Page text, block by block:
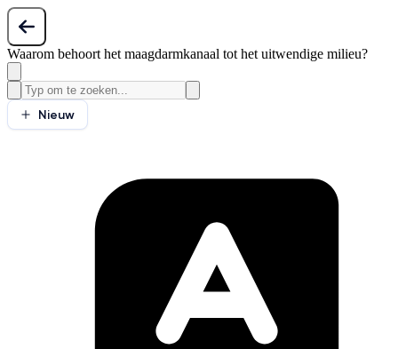
Waarom behoort het maagdarmkanaal tot het uitwendige milieu?
Nieuw